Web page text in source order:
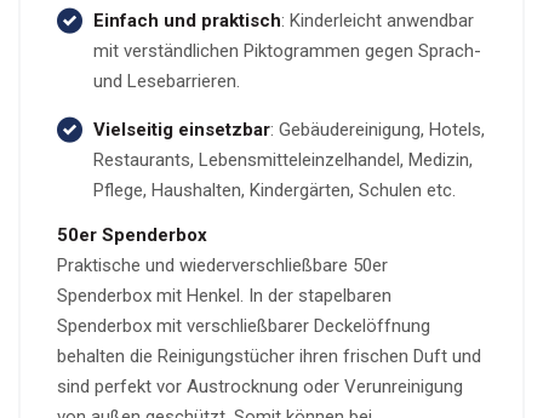
Einfach und praktisch: Kinderleicht anwendbar
mit verständlichen Piktogrammen gegen Sprach-
und Lesebarrieren.
Vielseitig einsetzbar: Gebäudereinigung, Hotels,
Restaurants, Lebensmitteleinzelhandel, Medizin,
Pflege, Haushalten, Kindergärten, Schulen etc.
50er Spenderbox
Praktische und wiederverschließbare 50er
Spenderbox mit Henkel. In der stapelbaren
Spenderbox mit verschließbarer Deckelöffnung
behalten die Reinigungstücher ihren frischen Duft und
sind perfekt vor Austrocknung oder Verunreinigung